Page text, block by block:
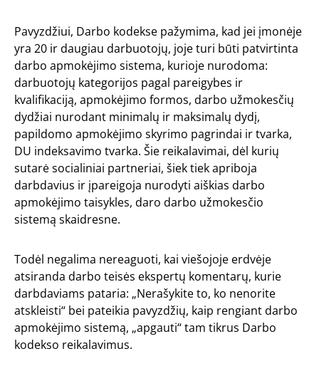
Pavyzdžiui, Darbo kodekse pažymima, kad jei įmonėje
yra 20 ir daugiau darbuotojų, joje turi būti patvirtinta
darbo apmokėjimo sistema, kurioje nurodoma:
darbuotojų kategorijos pagal pareigybes ir
kvalifikaciją, apmokėjimo formos, darbo užmokesčių
dydžiai nurodant minimalų ir maksimalų dydį,
papildomo apmokėjimo skyrimo pagrindai ir tvarka,
DU indeksavimo tvarka. Šie reikalavimai, dėl kurių
sutarė socialiniai partneriai, šiek tiek apriboja
darbdavius ir įpareigoja nurodyti aiškias darbo
apmokėjimo taisykles, daro darbo užmokesčio
sistemą skaidresne.
Todėl negalima nereaguoti, kai viešojoje erdvėje
atsiranda darbo teisės ekspertų komentarų, kurie
darbdaviams pataria: „Nerašykite to, ko nenorite
atskleisti“ bei pateikia pavyzdžių, kaip rengiant darbo
apmokėjimo sistemą, „apgauti“ tam tikrus Darbo
kodekso reikalavimus.